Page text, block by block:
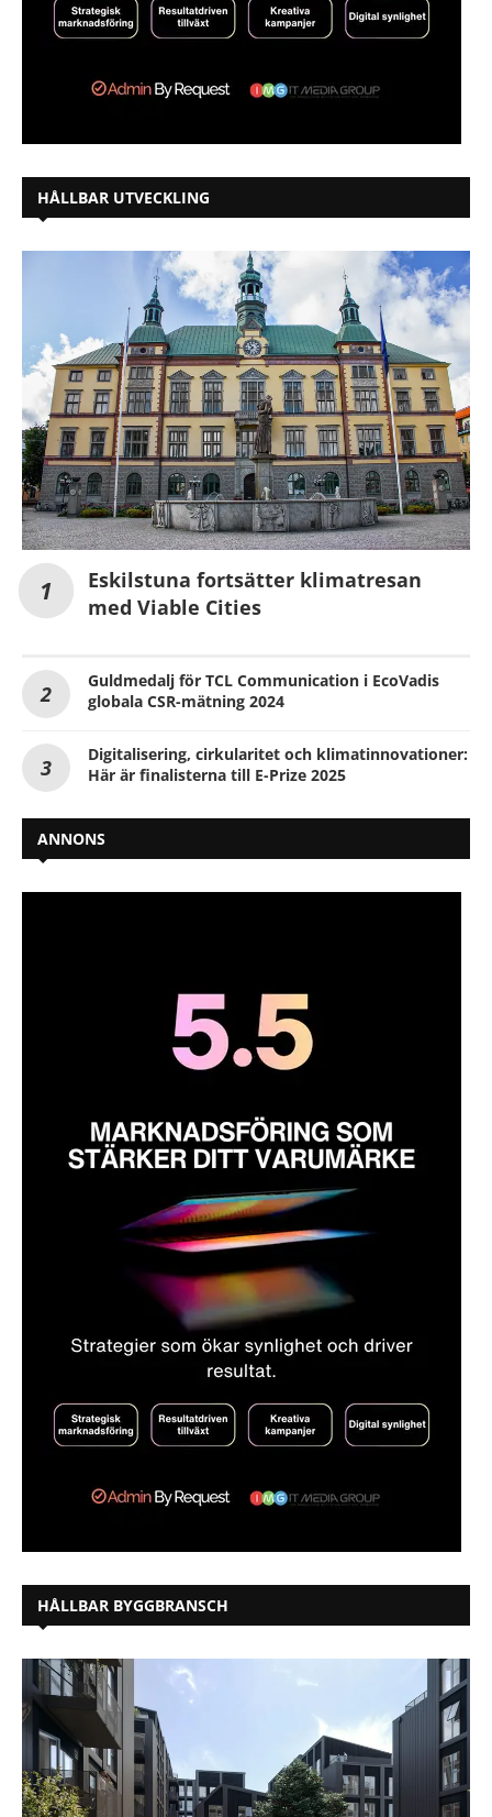
HÅLLBAR UTVECKLING
Eskilstuna fortsätter klimatresan
med Viable Cities
Guldmedalj för TCL Communication i EcoVadis
globala CSR-mätning 2024
Digitalisering, cirkularitet och klimatinnovationer:
Här är finalisterna till E-Prize 2025
ANNONS
HÅLLBAR BYGGBRANSCH